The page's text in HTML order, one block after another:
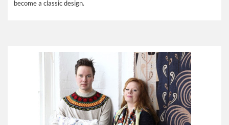
become a classic design.